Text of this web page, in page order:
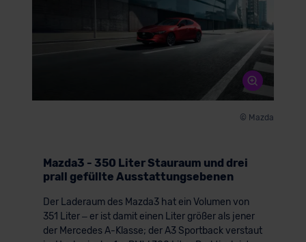
© Mazda
Mazda3 - 350 Liter Stauraum und drei
prall gefüllte Ausstattungsebenen
Der Laderaum des Mazda3 hat ein Volumen von
351 Liter – er ist damit einen Liter größer als jener
der Mercedes A-Klasse; der A3 Sportback verstaut